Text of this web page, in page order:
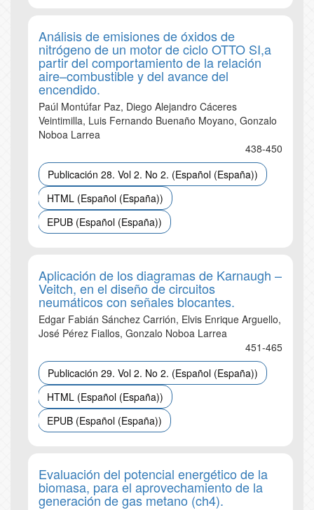
Análisis de emisiones de óxidos de
nitrógeno de un motor de ciclo OTTO SI,a
partir del comportamiento de la relación
aire–combustible y del avance del
encendido.
Paúl Montúfar Paz, Diego Alejandro Cáceres
Veintimilla, Luis Fernando Buenaño Moyano, Gonzalo
Noboa Larrea
438-450
Publicación 28. Vol 2. No 2. (Español (España))
HTML (Español (España))
EPUB (Español (España))
Aplicación de los diagramas de Karnaugh –
Veitch, en el diseño de circuitos
neumáticos con señales blocantes.
Edgar Fabián Sánchez Carrión, Elvis Enrique Arguello,
José Pérez Fiallos, Gonzalo Noboa Larrea
451-465
Publicación 29. Vol 2. No 2. (Español (España))
HTML (Español (España))
EPUB (Español (España))
Evaluación del potencial energético de la
biomasa, para el aprovechamiento de la
generación de gas metano (ch4).